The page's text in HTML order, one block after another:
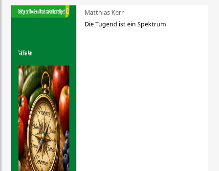
Matthias Kerr
Die Tugend ist ein Spektrum